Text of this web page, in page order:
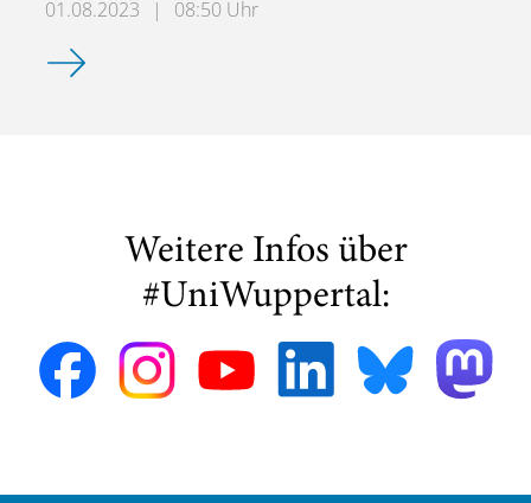
01.08.2023 |
08:50 Uhr
Wuppertals Temperaturmessungen in 87 Kilometern
Weitere Infos über
#UniWuppertal: